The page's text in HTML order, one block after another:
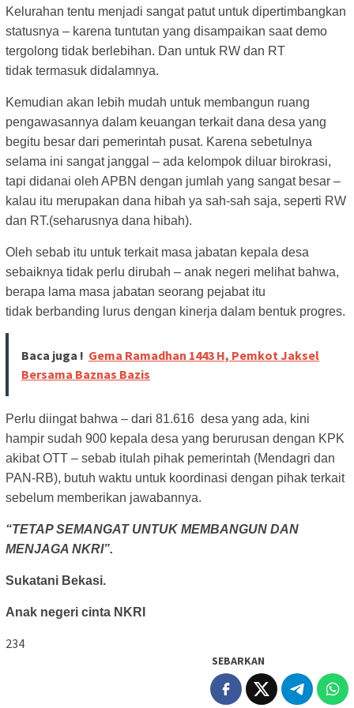
Kelurahan tentu menjadi sangat patut untuk dipertimbangkan
statusnya – karena tuntutan yang disampaikan saat demo
tergolong tidak berlebihan. Dan untuk RW dan RT
tidak termasuk didalamnya.
Kemudian akan lebih mudah untuk membangun ruang
pengawasannya dalam keuangan terkait dana desa yang
begitu besar dari pemerintah pusat. Karena sebetulnya
selama ini sangat janggal – ada kelompok diluar birokrasi,
tapi didanai oleh APBN dengan jumlah yang sangat besar –
kalau itu merupakan dana hibah ya sah-sah saja, seperti RW
dan RT.(seharusnya dana hibah).
Oleh sebab itu untuk terkait masa jabatan kepala desa
sebaiknya tidak perlu dirubah – anak negeri melihat bahwa,
berapa lama masa jabatan seorang pejabat itu
tidak berbanding lurus dengan kinerja dalam bentuk progres.
Baca juga ! Gema Ramadhan 1443 H, Pemkot Jaksel
Bersama Baznas Bazis
Perlu diingat bahwa – dari 81.616 desa yang ada, kini
hampir sudah 900 kepala desa yang berurusan dengan KPK
akibat OTT – sebab itulah pihak pemerintah (Mendagri dan
PAN-RB), butuh waktu untuk koordinasi dengan pihak terkait
sebelum memberikan jawabannya.
“TETAP SEMANGAT UNTUK MEMBANGUN DAN
MENJAGA NKRI”.
Sukatani Bekasi.
Anak negeri cinta NKRI
234
SEBARKAN